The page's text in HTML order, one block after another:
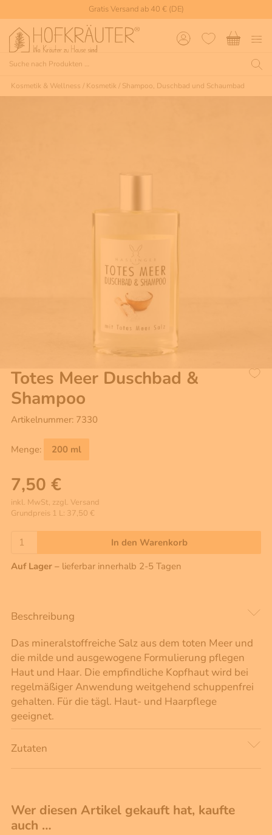
Gratis Versand ab 40 € (DE)
Kosmetik & Wellness / Kosmetik / Shampoo, Duschbad und Schaumbad
Totes Meer Duschbad &
Shampoo
Artikelnummer: 7330
Menge: 200 ml
7,50 €
inkl. MwSt, zzgl. Versand
Grundpreis 1 L: 37,50 €
In den Warenkorb
Auf Lager – lieferbar innerhalb 2-5 Tagen
Beschreibung
Das mineralstoffreiche Salz aus dem toten Meer und
die milde und ausgewogene Formulierung pflegen
Haut und Haar. Die empfindliche Kopfhaut wird bei
regelmäßiger Anwendung weitgehend schuppenfrei
gehalten. Für die tägl. Haut- und Haarpflege
geeignet.
Zutaten
Wer diesen Artikel gekauft hat, kaufte
auch …